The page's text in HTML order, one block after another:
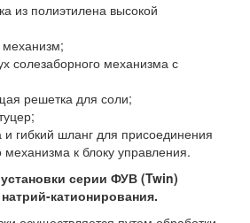
из полиэтилена высокой
солезаборного механизма с
решетка для соли;
гибкий шланг для присоединения
механизма к блоку управления.
серии ФУВ (Twin)
катионирования.